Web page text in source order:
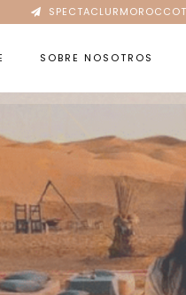
SOBRE NOSOTROS